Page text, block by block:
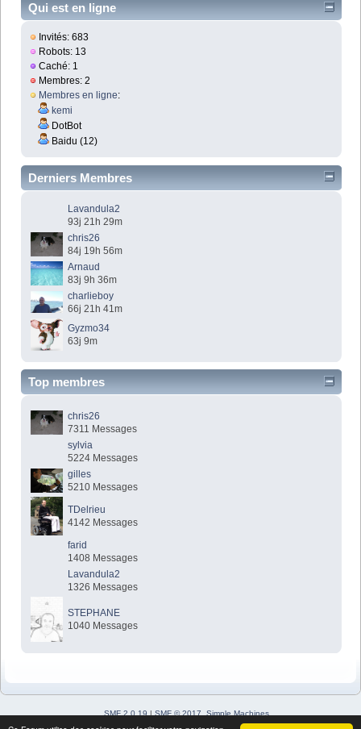
Qui est en ligne
Invités: 683
Robots: 13
Caché: 1
Membres: 2
Membres en ligne:
kemi
DotBot
Baidu (12)
Derniers Membres
Lavandula2
93j 21h 29m
chris26
84j 19h 56m
Arnaud
83j 9h 36m
charlieboy
66j 21h 41m
Gyzmo34
63j 9m
Top membres
chris26
7311 Messages
sylvia
5224 Messages
gilles
5210 Messages
TDelrieu
4142 Messages
farid
1408 Messages
Lavandula2
1326 Messages
STEPHANE
1040 Messages
SMF 2.0.19 | SMF © 2017
Simple Machines
Simple Audio Video Embedder